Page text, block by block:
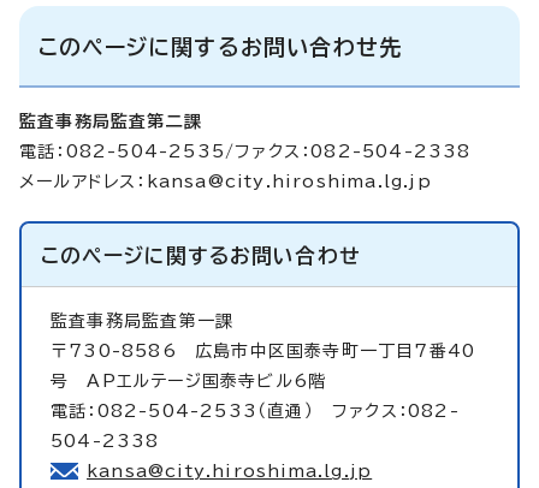
このページに関するお問い合わせ先
監査事務局監査第二課
電話：082-504-2535/ファクス：082-504-2338
メールアドレス： kansa@city.hiroshima.lg.jp
このページに関するお問い合わせ
監査事務局監査第一課
〒730-8586 広島市中区国泰寺町一丁目7番40
号 APエルテージ国泰寺ビル6階
電話：082-504-2533（直通） ファクス：082-
504-2338
kansa@city.hiroshima.lg.jp